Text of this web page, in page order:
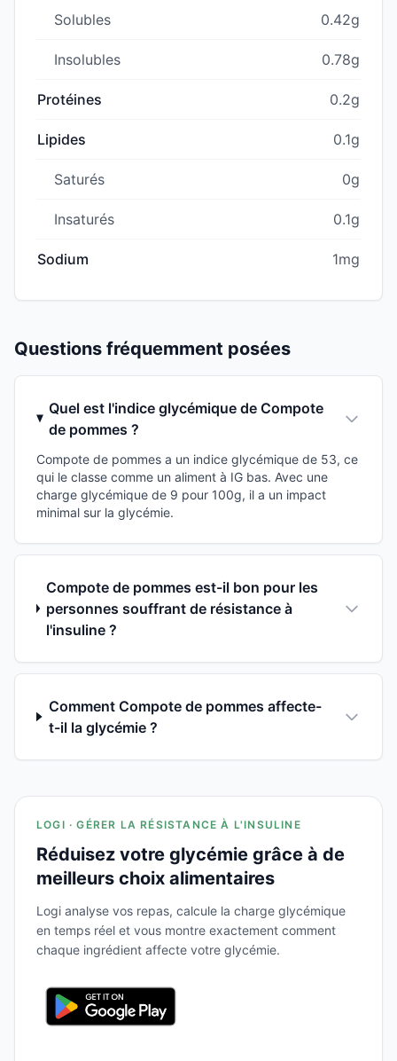
Solubles 0.42g
Insolubles 0.78g
Protéines 0.2g
Lipides 0.1g
Saturés 0g
Insaturés 0.1g
Sodium 1mg
Questions fréquemment posées
Quel est l'indice glycémique de Compote
de pommes ?
Compote de pommes a un indice glycémique de 53, ce
qui le classe comme un aliment à IG bas. Avec une
charge glycémique de 9 pour 100g, il a un impact
minimal sur la glycémie.
Compote de pommes est-il bon pour les
personnes souffrant de résistance à
l'insuline ?
Comment Compote de pommes affecte-
t-il la glycémie ?
LOGI · GÉRER LA RÉSISTANCE À L'INSULINE
Réduisez votre glycémie grâce à de
meilleurs choix alimentaires
Logi analyse vos repas, calcule la charge glycémique
en temps réel et vous montre exactement comment
chaque ingrédient affecte votre glycémie.